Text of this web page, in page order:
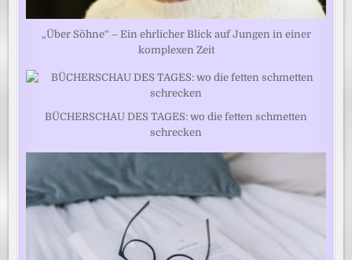
„Über Söhne“ – Ein ehrlicher Blick auf Jungen in einer
komplexen Zeit
BÜCHERSCHAU DES TAGES: wo die fetten schmetten
schrecken